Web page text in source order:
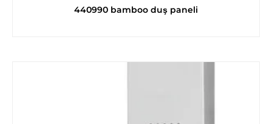
440990 bamboo duş paneli